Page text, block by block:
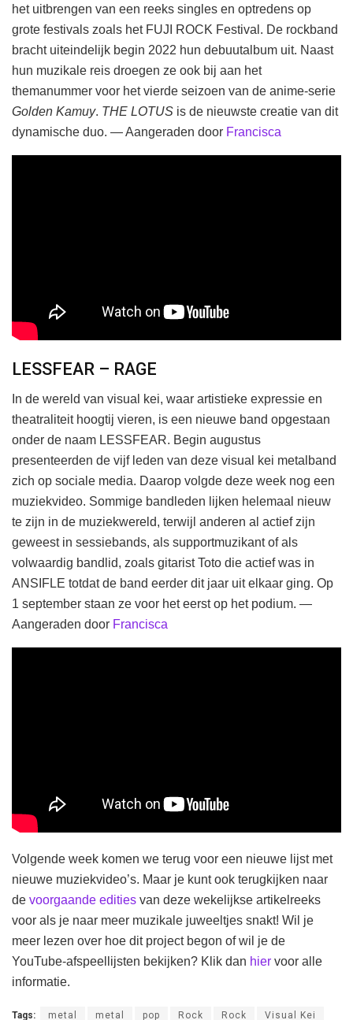
het uitbrengen van een reeks singles en optredens op
grote festivals zoals het FUJI ROCK Festival. De rockband
bracht uiteindelijk begin 2022 hun debuutalbum uit. Naast
hun muzikale reis droegen ze ook bij aan het
themanummer voor het vierde seizoen van de anime-serie
Golden Kamuy. THE LOTUS is de nieuwste creatie van dit
dynamische duo. — Aangeraden door Francisca
LESSFEAR – RAGE
In de wereld van visual kei, waar artistieke expressie en
theatraliteit hoogtij vieren, is een nieuwe band opgestaan
onder de naam LESSFEAR. Begin augustus
presenteerden de vijf leden van deze visual kei metalband
zich op sociale media. Daarop volgde deze week nog een
muziekvideo. Sommige bandleden lijken helemaal nieuw
te zijn in de muziekwereld, terwijl anderen al actief zijn
geweest in sessiebands, als supportmuzikant of als
volwaardig bandlid, zoals gitarist Toto die actief was in
ANSIFLE totdat de band eerder dit jaar uit elkaar ging. Op
1 september staan ze voor het eerst op het podium. —
Aangeraden door Francisca
Volgende week komen we terug voor een nieuwe lijst met
nieuwe muziekvideo’s. Maar je kunt ook terugkijken naar
de voorgaande edities van deze wekelijkse artikelreeks
voor als je naar meer muzikale juweeltjes snakt! Wil je
meer lezen over hoe dit project begon of wil je de
YouTube-afspeellijsten bekijken? Klik dan hier voor alle
informatie.
Tags: metal metal pop Rock Rock Visual Kei